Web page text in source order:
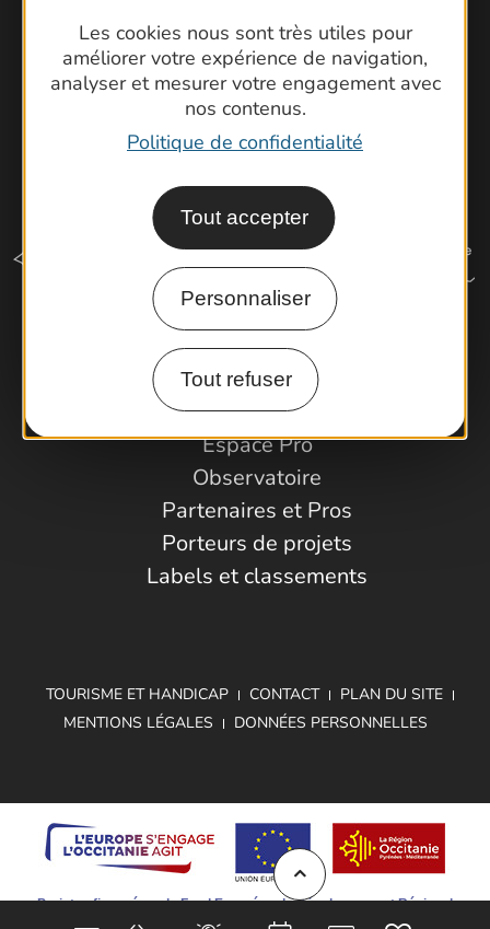
Les cookies nous sont très utiles pour
améliorer votre expérience de navigation,
analyser et mesurer votre engagement avec
nos contenus.
Politique de confidentialité
Tout accepter
Personnaliser
Tout refuser
Comment venir ?
Espace Pro
Observatoire
Partenaires et Pros
Porteurs de projets
Labels et classements
TOURISME ET HANDICAP CONTACT
PLAN DU SITE
MENTIONS LÉGALES
DONNÉES PERSONNELLES
Projet cofinancé par le Fond Européen de Développement Régional